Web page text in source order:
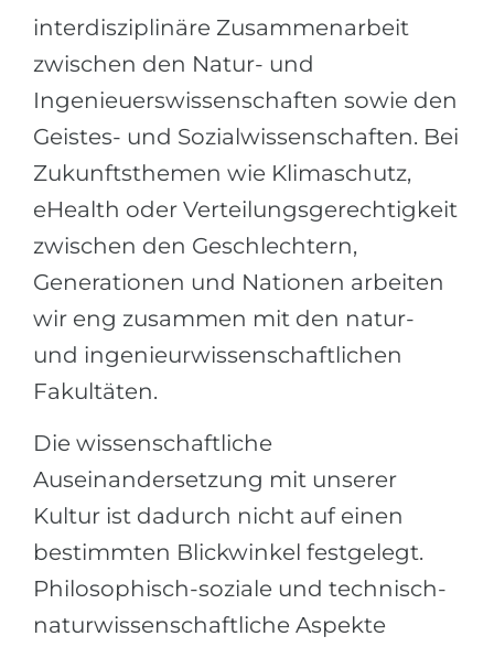
Успех на
100%
Наши студенты успешно поступают
КОНСУЛЬТАЦИЯ!
Казахстан
Азербайджан
Армения
Другая страна
ЗАПИСАТЬСЯ НА КОНСУЛЬТАЦИЮ
interdisziplinäre Zusammenarbeit
zwischen den Natur- und
Ingenieuerswissenschaften sowie den
Geistes- und Sozialwissenschaften. Bei
Zukunftsthemen wie Klimaschutz,
eHealth oder Verteilungsgerechtigkeit
zwischen den Geschlechtern,
Generationen und Nationen arbeiten
wir eng zusammen mit den natur-
und ingenieurwissenschaftlichen
Fakultäten.
Die wissenschaftliche
Auseinandersetzung mit unserer
Kultur ist dadurch nicht auf einen
bestimmten Blickwinkel festgelegt.
Philosophisch-soziale und technisch-
naturwissenschaftliche Aspekte